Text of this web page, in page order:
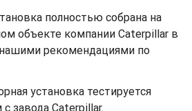
полностью собрана на
объекте компании Caterpillar в
рекомендациями по
установка тестируется
завода Caterpillar.